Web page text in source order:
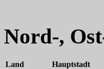
Nord-,
Land
Hauptstadt